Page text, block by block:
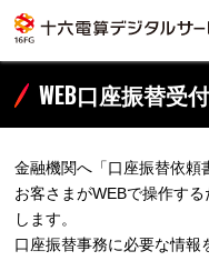
WEB口座振替受
金融機関へ「口座振替依頼
お客さまがWEBで操作す
します。
口座振替事務に必要な情報